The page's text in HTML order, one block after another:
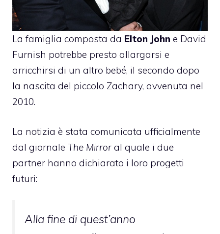
La famiglia composta da Elton John e David
Furnish potrebbe presto allargarsi e
arricchirsi di un altro bebé, il secondo dopo
la nascita del piccolo Zachary, avvenuta nel
2010.
La notizia è stata comunicata ufficialmente
dal giornale The Mirror al quale i due
partner hanno dichiarato i loro progetti
futuri:
Alla fine di quest’anno